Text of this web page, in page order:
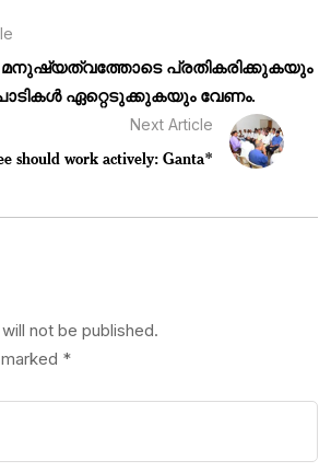
പ്രതികരിക്കുകയും
ഏറ്റെടുക്കുകയും വേണം.
Next Article
should work actively: Ganta*
not be published.
*